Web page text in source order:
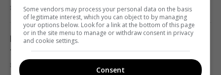
Хит №1 The Killers с неожиданной
историей получил громкое признание
спустя 22 года
16:11 суббота, 08 августа 2026
8 августа 2026, 16:56
В Украине почти не осталось целых ТЭС:
тревожное заявление Зеленского
8 августа 2026, 16:56
Some vendors may process your personal data on the basis
of legitimate interest, which you can object to by managing
your options below. Look for a link at the bottom of this page
or in the site menu to manage or withdraw consent in privacy
and cookie settings.
Consent